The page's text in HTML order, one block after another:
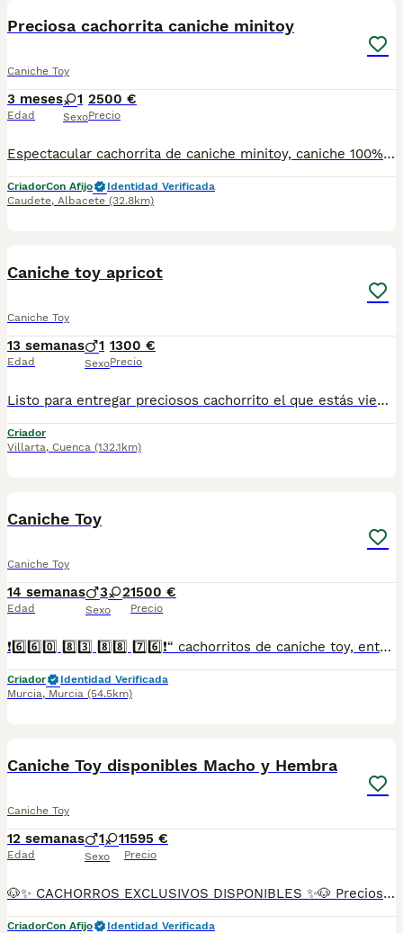
Preciosa cachorrita caniche minitoy
Caniche Toy
3 meses
Edad
1
Sexo
2500 €
Precio
Espectacular cachorrita de caniche minitoy, caniche 100% linea europea, tamaño muy diminuto, con muy buena calidad de pelo y un cara preciosa, negra azabache, portadora de chocolate, magnífico carácter gracias a su perfecta sociabilización, lista para entregar con vacunas al día.
CriadorCon Afijo
Identidad Verificada
Caudete, Albacete (32.8km)
Caniche toy apricot
Caniche Toy
13 semanas
Edad
1
Sexo
1300 €
Precio
Listo para entregar preciosos cachorrito el que estás viendo en la fotito tal cual es ahora listo para marcharse con su nueva familia. Estaremos encantados de poderte ayudar para cualquier duda que tengas. El cachorrito a sido criado con muchísimo cariño tiene un carácter maravilloso.
Criador
Villarta, Cuenca (132.1km)
Caniche Toy
Caniche Toy
14 semanas
Edad
3 2
Sexo
1500 €
Precio
❗6️⃣6️⃣0️⃣ 8️⃣3️⃣ 8️⃣8️⃣ 7️⃣6️⃣❗“ cachorritos de caniche toy, entregamos vacunados desparasitados con cartilla veterinaria, microchip,pasaporte y contrato de garantia de compra..”
Criador
Identidad Verificada
Murcia, Murcia (54.5km)
Caniche Toy disponibles Macho y Hembra
Caniche Toy
12 semanas
Edad
1 1
Sexo
1595 €
Precio
🐶✨ CACHORROS EXCLUSIVOS DISPONIBLES ✨🐶 Preciosos cachorros criados en ambiente familiar, rodeados de amor y cuidados desde el primer día ❤️ Totalmente socializados, cariñosos y acostumbrados al contacto con personas. 📦 Se entregan con todas las garantías: ✔️ Cartilla sanitaria ✔️ Vacunación al día 💉 ✔️ Desparasitación completa ✅ ✔️ Garantía vírica 😷 ✔️ Garantía congénita 👌 ✔️ Contrato de entrega ✍️ 📸 Síguenos en Instagram: @fincapaunais para ver fotos y vídeos reales ⚠️ Disponibilidad limitada ⚠️ Se reservan rápido. 📲 Contacto directo por WhatsApp: 671 454 202 Solo personas responsables
CriadorCon Afijo
Identidad Verificada